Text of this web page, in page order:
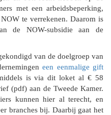
met een arbeidsbeperking,
te verrekenen. Daarom is
de NOW-subsidie aan de
van de doelgroep van
een eenmalige gift
is via dit loket al € 58
(pdf) aan de Tweede Kamer.
kunnen hier al terecht, en
branches bij. Daarbij gaat het